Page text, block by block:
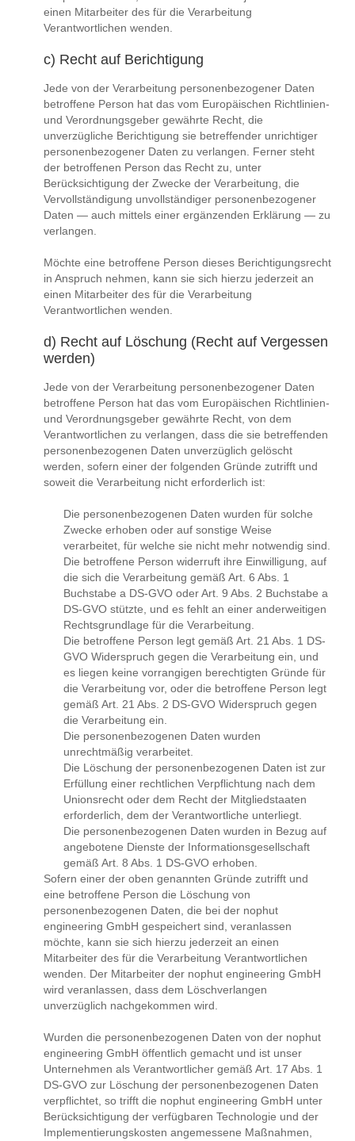
einen Mitarbeiter des für die Verarbeitung
Verantwortlichen wenden.
c) Recht auf Berichtigung
Jede von der Verarbeitung personenbezogener Daten
betroffene Person hat das vom Europäischen Richtlinien-
und Verordnungsgeber gewährte Recht, die
unverzügliche Berichtigung sie betreffender unrichtiger
personenbezogener Daten zu verlangen. Ferner steht
der betroffenen Person das Recht zu, unter
Berücksichtigung der Zwecke der Verarbeitung, die
Vervollständigung unvollständiger personenbezogener
Daten — auch mittels einer ergänzenden Erklärung — zu
verlangen.
Möchte eine betroffene Person dieses Berichtigungsrecht
in Anspruch nehmen, kann sie sich hierzu jederzeit an
einen Mitarbeiter des für die Verarbeitung
Verantwortlichen wenden.
d) Recht auf Löschung (Recht auf Vergessen
werden)
Jede von der Verarbeitung personenbezogener Daten
betroffene Person hat das vom Europäischen Richtlinien-
und Verordnungsgeber gewährte Recht, von dem
Verantwortlichen zu verlangen, dass die sie betreffenden
personenbezogenen Daten unverzüglich gelöscht
werden, sofern einer der folgenden Gründe zutrifft und
soweit die Verarbeitung nicht erforderlich ist:
Die personenbezogenen Daten wurden für solche
Zwecke erhoben oder auf sonstige Weise
verarbeitet, für welche sie nicht mehr notwendig sind.
Die betroffene Person widerruft ihre Einwilligung, auf
die sich die Verarbeitung gemäß Art. 6 Abs. 1
Buchstabe a DS-GVO oder Art. 9 Abs. 2 Buchstabe a
DS-GVO stützte, und es fehlt an einer anderweitigen
Rechtsgrundlage für die Verarbeitung.
Die betroffene Person legt gemäß Art. 21 Abs. 1 DS-
GVO Widerspruch gegen die Verarbeitung ein, und
es liegen keine vorrangigen berechtigten Gründe für
die Verarbeitung vor, oder die betroffene Person legt
gemäß Art. 21 Abs. 2 DS-GVO Widerspruch gegen
die Verarbeitung ein.
Die personenbezogenen Daten wurden
unrechtmäßig verarbeitet.
Die Löschung der personenbezogenen Daten ist zur
Erfüllung einer rechtlichen Verpflichtung nach dem
Unionsrecht oder dem Recht der Mitgliedstaaten
erforderlich, dem der Verantwortliche unterliegt.
Die personenbezogenen Daten wurden in Bezug auf
angebotene Dienste der Informationsgesellschaft
gemäß Art. 8 Abs. 1 DS-GVO erhoben.
Sofern einer der oben genannten Gründe zutrifft und
eine betroffene Person die Löschung von
personenbezogenen Daten, die bei der nophut
engineering GmbH gespeichert sind, veranlassen
möchte, kann sie sich hierzu jederzeit an einen
Mitarbeiter des für die Verarbeitung Verantwortlichen
wenden. Der Mitarbeiter der nophut engineering GmbH
wird veranlassen, dass dem Löschverlangen
unverzüglich nachgekommen wird.
Wurden die personenbezogenen Daten von der nophut
engineering GmbH öffentlich gemacht und ist unser
Unternehmen als Verantwortlicher gemäß Art. 17 Abs. 1
DS-GVO zur Löschung der personenbezogenen Daten
verpflichtet, so trifft die nophut engineering GmbH unter
Berücksichtigung der verfügbaren Technologie und der
Implementierungskosten angemessene Maßnahmen,